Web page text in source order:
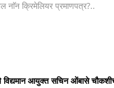
विद्यमान आयुक्त सचिन ओंबासे